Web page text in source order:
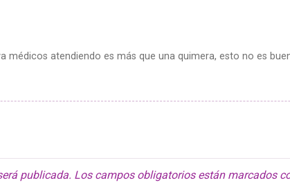
médicos atendiendo es más que una quimera, esto no es
publicada. Los campos obligatorios están marcados